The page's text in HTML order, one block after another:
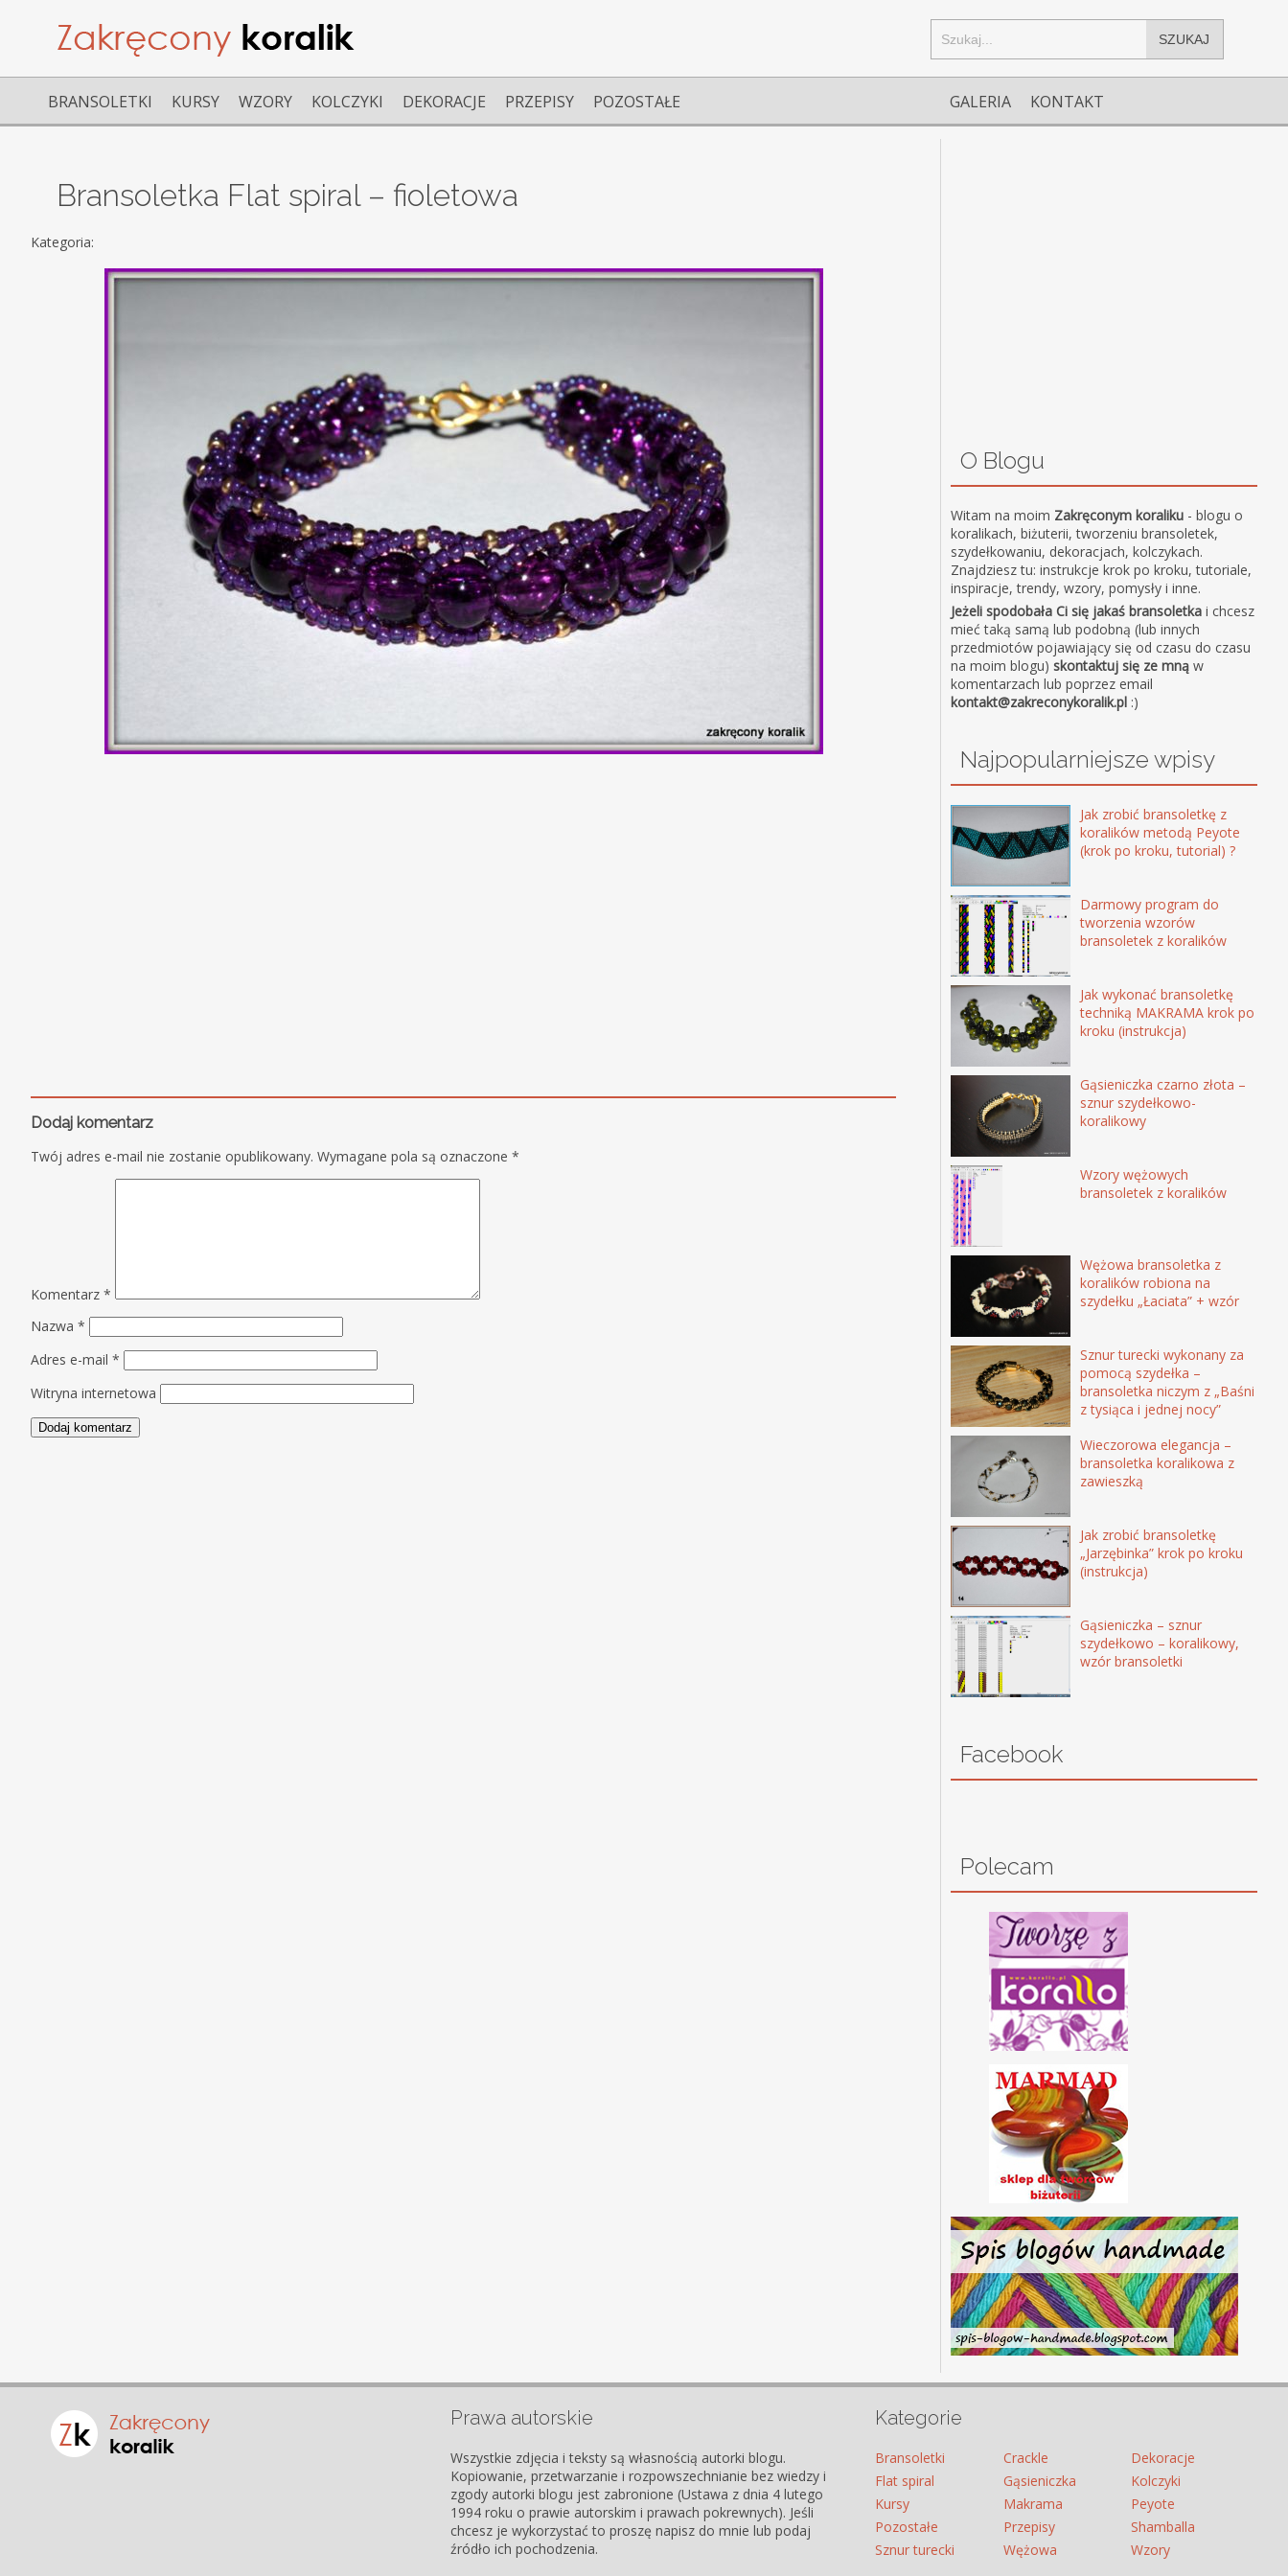
SZUKAJ
BRANSOLETKI KURSY WZORY KOLCZYKI DEKORACJE PRZEPISY POZOSTAŁE GALERIA KONTAKT
Bransoletka Flat spiral – fioletowa
Kategoria:
Dodaj komentarz
Twój adres e-mail nie zostanie opublikowany. Wymagane pola są oznaczone*
Komentarz*
Nazwa*
Adres e-mail*
Witryna internetowa
O Blogu
Witam na moim Zakręconym koraliku - blogu o
koralikach, biżuterii, tworzeniu bransoletek,
szydełkowaniu, dekoracjach, kolczykach.
Znajdziesz tu: instrukcje krok po kroku, tutoriale,
inspiracje, trendy, wzory, pomysły i inne.
Jeżeli spodobała Ci się jakaś bransoletka i chcesz
mieć taką samą lub podobną (lub innych
przedmiotów pojawiający się od czasu do czasu
na moim blogu)skontaktuj się ze mną w
komentarzach lub poprzez email
kontakt@zakreconykoralik.pl :)
Najpopularniejsze wpisy
Jak zrobić bransoletkę z
koralików metodą Peyote
(krok po kroku, tutorial) ?
Darmowy program do
tworzenia wzorów
bransoletek z koralików
Jak wykonać bransoletkę
techniką MAKRAMA krok po
kroku (instrukcja)
Gąsieniczka czarno złota –
sznur szydełkowo-
koralikowy
Wzory wężowych
bransoletek z koralików
Wężowa bransoletka z
koralików robiona na
szydełku „Łaciata” + wzór
Sznur turecki wykonany za
pomocą szydełka –
bransoletka niczym z „Baśni
z tysiąca i jednej nocy”
Wieczorowa elegancja –
bransoletka koralikowa z
zawieszką
Jak zrobić bransoletkę
„Jarzębinka” krok po kroku
(instrukcja)
Gąsieniczka – sznur
szydełkowo – koralikowy,
wzór bransoletki
Facebook
Polecam
Prawa autorskie
Wszystkie zdjęcia i teksty są własnością autorki blogu.
Kopiowanie, przetwarzanie i rozpowszechnianie bez wiedzy i
zgody autorki blogu jest zabronione (Ustawa z dnia 4 lutego
1994 roku o prawie autorskim i prawach pokrewnych). Jeśli
chcesz je wykorzystać to proszę napisz do mnie lub podaj
źródło ich pochodzenia.
Kategorie
Bransoletki Crackle
Dekoracje
Flat spiral
Gąsieniczka
Kolczyki
Kursy
Makrama
Peyote
Pozostałe
Przepisy
Shamballa
Sznur turecki
Wężowa Wzory